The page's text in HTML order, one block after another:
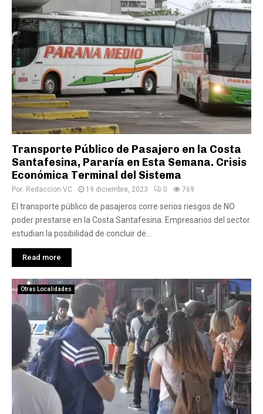
Transporte Público de Pasajero en la Costa
Santafesina, Pararía en Esta Semana. Crisis
Económica Terminal del Sistema
Por: Redaccion VC 19 diciembre, 2023 0 769
El transporte público de pasajeros corre serios riesgos de NO
poder prestarse en la Costa Santafesina. Empresarios del sector
estudian la posibilidad de concluir de...
Read more
Otras Localidades